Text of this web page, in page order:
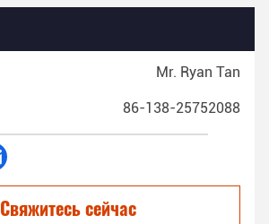
Mr. Ryan Tan
86-138-25752088
Свяжитесь сейчас